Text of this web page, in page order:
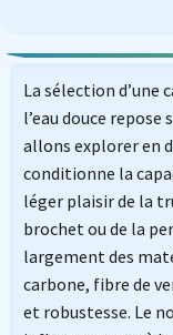
La sélection d’une
l’eau douce
allons explorer en
conditionne la
léger plaisir de la
brochet ou de la
largement des
carbone, fibre de
et robustesse. Le